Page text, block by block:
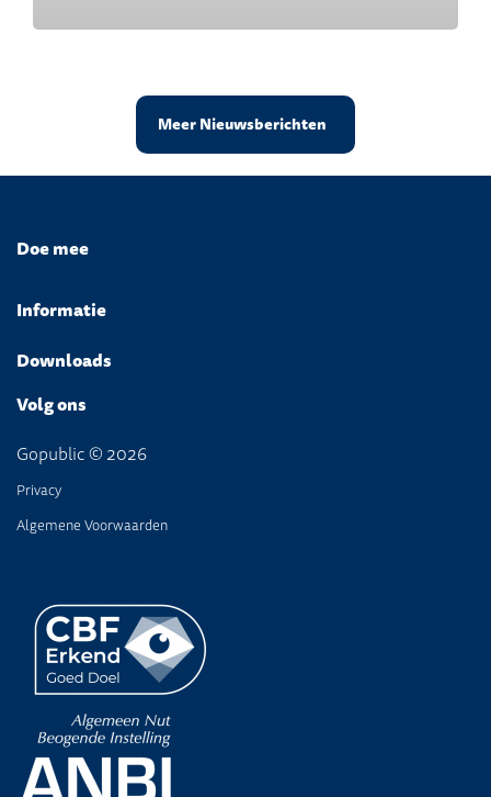
Meer Nieuwsberichten
Doe mee
Informatie
Downloads
Volg ons
Gopublic © 2026
Privacy
Algemene Voorwaarden